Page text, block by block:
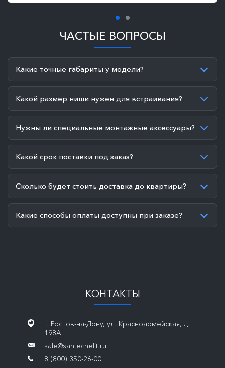
ЧАСТЫЕ ВОПРОСЫ
Какие точные габариты у модели?
Какой размер ниши нужен для встраивания?
Нужны ли специальные монтажные аксессуары?
Какой срок поставки под заказ?
Сколько будет стоить доставка до квартиры?
Какие способы оплаты доступны при заказе?
КОНТАКТЫ
г. Ростов-на-Дону, ул. Красноармейская, д.
198А
sale@santechelit.ru
8 (800) 350-26-00